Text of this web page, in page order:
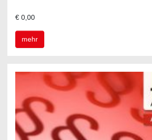
€ 0,00
mehr